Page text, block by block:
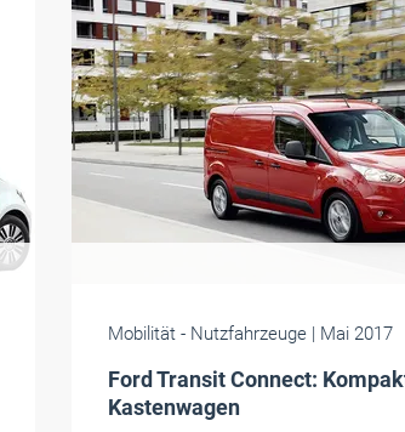
Mobilität- Nutzfahrzeuge | Mai 2017
Ford Transit Connect:
Kastenwagen